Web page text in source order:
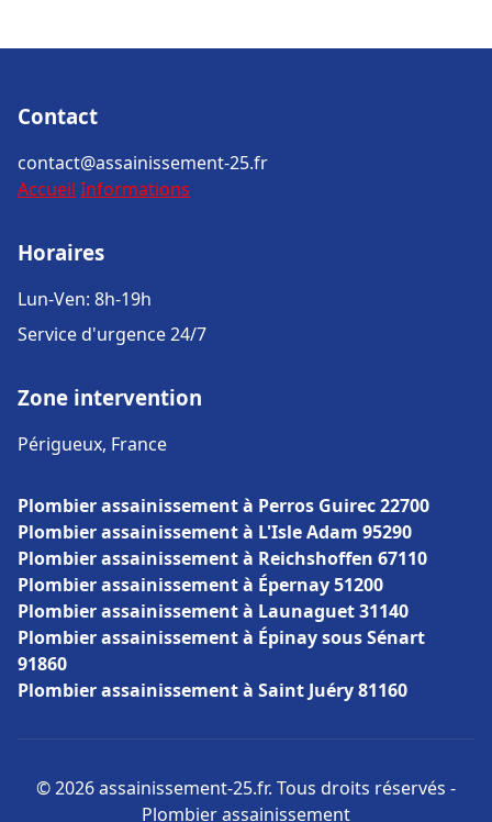
Contact
contact@assainissement-25.fr
Accueil Informations
Horaires
Lun-Ven: 8h-19h
Service d'urgence 24/7
Zone intervention
Périgueux, France
Plombier assainissement à Perros Guirec 22700
Plombier assainissement à L'Isle Adam 95290
Plombier assainissement à Reichshoffen 67110
Plombier assainissement à Épernay 51200
Plombier assainissement à Launaguet 31140
Plombier assainissement à Épinay sous Sénart
91860
Plombier assainissement à Saint Juéry 81160
© 2026 assainissement-25.fr. Tous droits réservés -
Plombier assainissement